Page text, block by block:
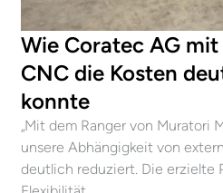
Wie Coratec AG mit
CNC die Kosten
konnte
„Mit dem Ranger von Muratori
unsere Abhängigkeit von
deutlich reduziert. Die erzielte